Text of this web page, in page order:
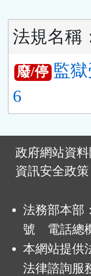
法規名稱
廢/停 監
6
政府網站資
資訊安全政策
法務部本部
號 電話總
本網站提供
法律諮詢服